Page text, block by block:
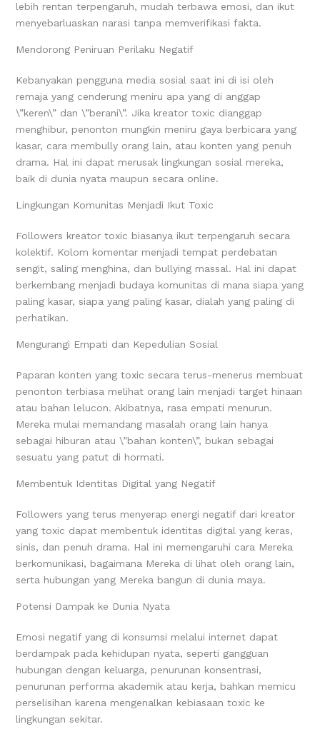
lebih rentan terpengaruh, mudah terbawa emosi, dan ikut
menyebarluaskan narasi tanpa memverifikasi fakta.
Mendorong Peniruan Perilaku Negatif
Kebanyakan pengguna media sosial saat ini di isi oleh
remaja yang cenderung meniru apa yang di anggap
\”keren\” dan \”berani\”. Jika kreator toxic dianggap
menghibur, penonton mungkin meniru gaya berbicara yang
kasar, cara membully orang lain, atau konten yang penuh
drama. Hal ini dapat merusak lingkungan sosial mereka,
baik di dunia nyata maupun secara online.
Lingkungan Komunitas Menjadi Ikut Toxic
Followers kreator toxic biasanya ikut terpengaruh secara
kolektif. Kolom komentar menjadi tempat perdebatan
sengit, saling menghina, dan bullying massal. Hal ini dapat
berkembang menjadi budaya komunitas di mana siapa yang
paling kasar, siapa yang paling kasar, dialah yang paling di
perhatikan.
Mengurangi Empati dan Kepedulian Sosial
Paparan konten yang toxic secara terus-menerus membuat
penonton terbiasa melihat orang lain menjadi target hinaan
atau bahan lelucon. Akibatnya, rasa empati menurun.
Mereka mulai memandang masalah orang lain hanya
sebagai hiburan atau \”bahan konten\”, bukan sebagai
sesuatu yang patut di hormati.
Membentuk Identitas Digital yang Negatif
Followers yang terus menyerap energi negatif dari kreator
yang toxic dapat membentuk identitas digital yang keras,
sinis, dan penuh drama. Hal ini memengaruhi cara Mereka
berkomunikasi, bagaimana Mereka di lihat oleh orang lain,
serta hubungan yang Mereka bangun di dunia maya.
Potensi Dampak ke Dunia Nyata
Emosi negatif yang di konsumsi melalui internet dapat
berdampak pada kehidupan nyata, seperti gangguan
hubungan dengan keluarga, penurunan konsentrasi,
penurunan performa akademik atau kerja, bahkan memicu
perselisihan karena mengenalkan kebiasaan toxic ke
lingkungan sekitar.